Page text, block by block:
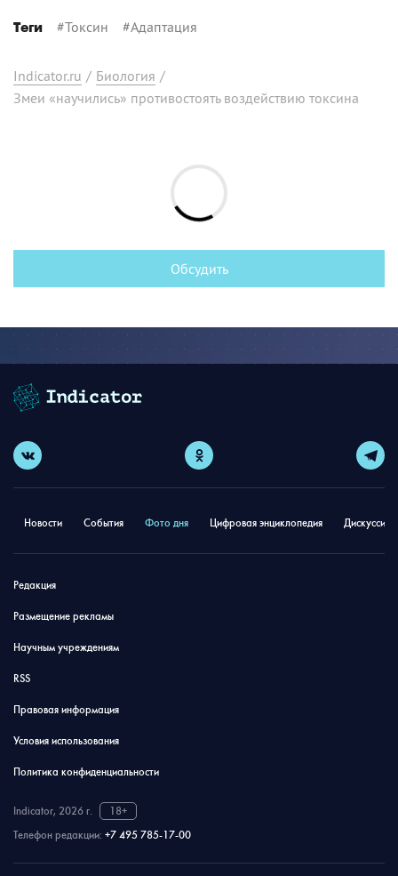
Теги #Токсин #Адаптация
Indicator.ru / Биология /
Змеи «научились» противостоять воздействию токсина
Обсудить
Новости События Фото дня Цифровая энциклопедия
Редакция
Размещение рекламы
Научным учреждениям
RSS
Правовая информация
Условия использования
Политика конфиденциальности
Indicator, 2026 г.
18+
Телефон редакции: +7 495 785-17-00